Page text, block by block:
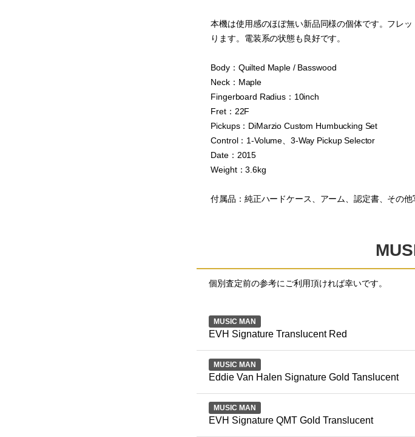
本機は使用感のほぼ無い新品同様の個体です。フレ
ります。電装系の状態も良好です。
Body：Quilted Maple / Basswood
Neck：Maple
Fingerboard Radius：10inch
Fret：22F
Pickups：DiMarzio Custom Humbucking Set
Control：1-Volume、3-Way Pickup Selector
Date：2015
Weight：3.6kg
付属品：純正ハードケース、アーム、認定書、その他
個別査定前の参考にご利用頂ければ幸いです。
MUSIC MAN
EVH Signature Translucent Red
MUSIC MAN
Eddie Van Halen Signature Gold Tanslucent
MUSIC MAN
EVH Signature QMT Gold Translucent